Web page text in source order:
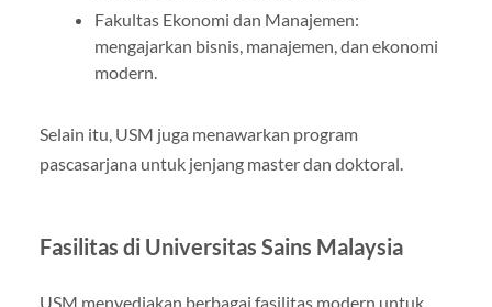
Fakultas Ekonomi dan Manajemen:
mengajarkan bisnis, manajemen, dan ekonomi
modern.
Selain itu, USM juga menawarkan program
pascasarjana untuk jenjang master dan doktoral.
Fasilitas di Universitas Sains Malaysia
USM menyediakan berbagai fasilitas modern untuk